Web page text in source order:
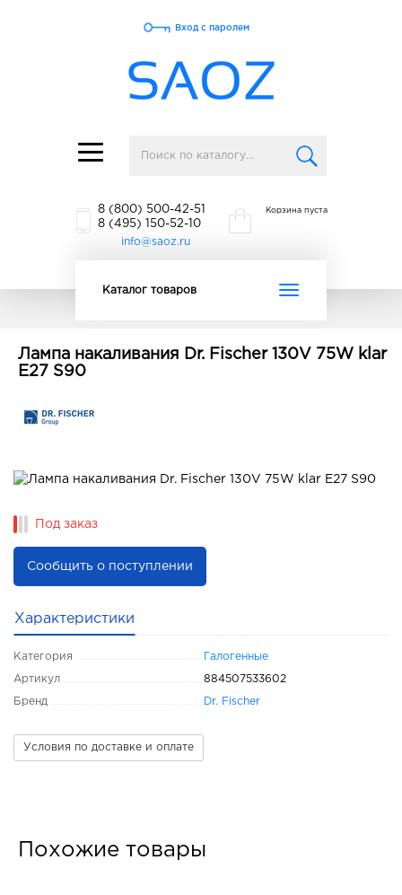
Toggle
navigation
Вход с паролем
8 (800) 500-42-51
8 (495) 150-52-10
info@saoz.ru
Корзина пуста
Toggle
Каталог товаров
Лампа накаливания Dr. Fischer 130V 75W klar
E27 S90
Под заказ
Сообщить о поступлении
Характеристики
Категория Галогенные
Артикул 884507533602
Бренд Dr. Fischer
Условия по доставке и оплате
Похожие товары